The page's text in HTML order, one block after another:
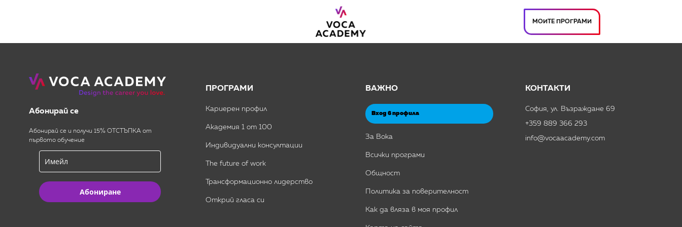
МОИТЕ ПРОГРАМИ
Абонирай се
Абонирай се и получи 15% ОТСТЪПКА от
първото обучение
Абониране
ПРОГРАМИ
Кариерен профил
Академия 1 от 100
Индивидуални консултации
The future of work
Трансформационно лидерство
Открий гласа си
ВАЖНО
Вход в профила
За Вока
Всички програми
Общност
Политика за поверителност
Как да вляза в моя профил
КОНТАКТИ
София, ул. Възраждане 69
+359 889 366 293
info@vocaacademy.com